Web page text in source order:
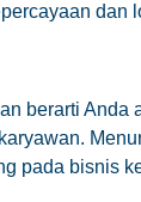
dan
berarti Anda
pada bisnis